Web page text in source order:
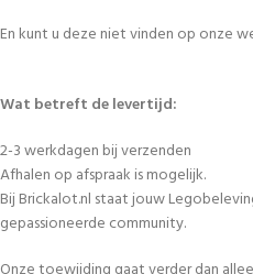
En kunt u deze niet vinden op onze
Wat betreft de levertijd:
2-3 werkdagen bij verzenden
Afhalen op afspraak is mogelijk.
Bij Brickalot.nl staat jouw
gepassioneerde community.